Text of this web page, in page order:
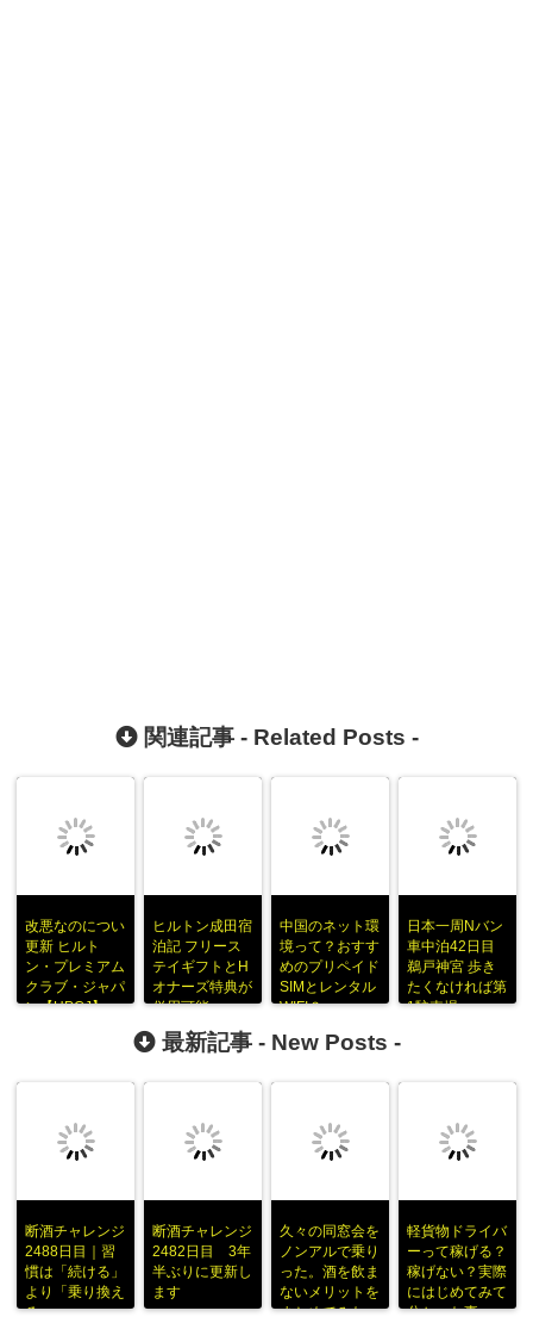
関連記事 - Related Posts -
改悪なのについ
更新 ヒルト
ン・プレミアム
クラブ・ジャパ
ン【HPCJ】
ヒルトン成田宿
泊記 フリース
テイギフトとH
オナーズ特典が
併用可能
中国のネット環
境って？おすす
めのプリペイド
SIMとレンタル
WIFI？
日本一周Nバン
車中泊42日目
鵜戸神宮 歩き
たくなければ第
1駐車場へ
最新記事 - New Posts -
断酒チャレンジ
2488日目｜習
慣は「続ける」
より「乗り換え
る」
断酒チャレンジ
2482日目 3年
半ぶりに更新し
ます
久々の同窓会を
ノンアルで乗り
った。酒を飲ま
ないメリットを
まとめてみた
軽貨物ドライバ
ーって稼げる？
稼げない？実際
にはじめてみて
分かった事